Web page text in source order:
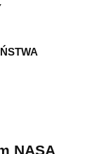
NASA